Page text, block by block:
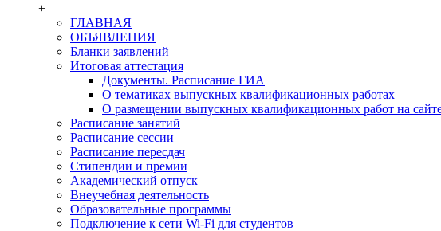
+
ГЛАВНАЯ
ОБЪЯВЛЕНИЯ
Бланки заявлений
Итоговая аттестация
Документы. Расписание ГИА
О тематиках выпускных квалификационных работах
О размещении выпускных квалификационных работ на
Расписание занятий
Расписание сессии
Расписание пересдач
Стипендии и премии
Академический отпуск
Внеучебная деятельность
Образовательные программы
Подключение к сети Wi-Fi для студентов